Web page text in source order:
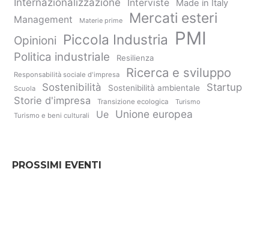
Interviste Made in Italy
Management Materie prime Mercati esteri
Opinioni Piccola Industria PMI
Politica industriale Resilienza
Responsabilità sociale d'impresa Ricerca e sviluppo
Scuola Sostenibilità Sostenibilità ambientale
Startup
Storie d'impresa
Transizione ecologica
Turismo
Turismo e beni culturali
Ue Unione europea
PROSSIMI EVENTI